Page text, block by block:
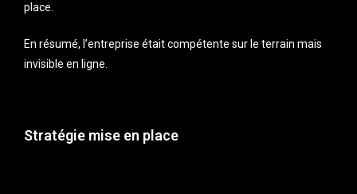
place.
En résumé, l’entreprise était compétente sur le terrain mais
invisible en ligne.
Stratégie mise en place